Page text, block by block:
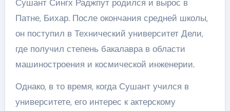
Сушант Сингх Раджпут родился и вырос в
Патне, Бихар. После окончания средней школы,
он поступил в Технический университет Дели,
где получил степень бакалавра в области
машиностроения и космической инженерии.
Однако, в то время, когда Сушант учился в
университете, его интерес к актерскому